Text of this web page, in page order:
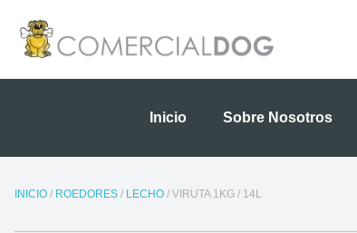
contenido
Inicio Sobre Nosotros
INICIO / ROEDORES / LECHO / VIRUTA 1KG / 14L